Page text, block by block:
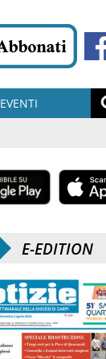
EVENTI
E-EDITION